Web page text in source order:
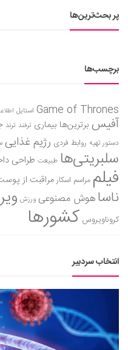
بیماری و درمان
کودک و مادر
روانشناسی
مراکز پزشکی و دارویی
فرهنگ و هنر
سینما و تئاتر
تلویزیون
موسیقی
چهره‌ها
عکاسی و هنرهای تجسمی
معماری
فناوری‌ها
نجوم و هوا فضا
پر بحث‌ترین‌ها
برچسب‌ها
Game of Thrones استایل
آفیس برترین‌ها بیماری ترفند ترند
دستور تهیه روابط فردی رژیم غذایی
سلبریتی‌ها طبیعت طراحی
فیلم مراسم اسکارمراقبت از
ناساهوش مصنوعی ورزش
کروناویروس کشورها
انتخاب سردبیر